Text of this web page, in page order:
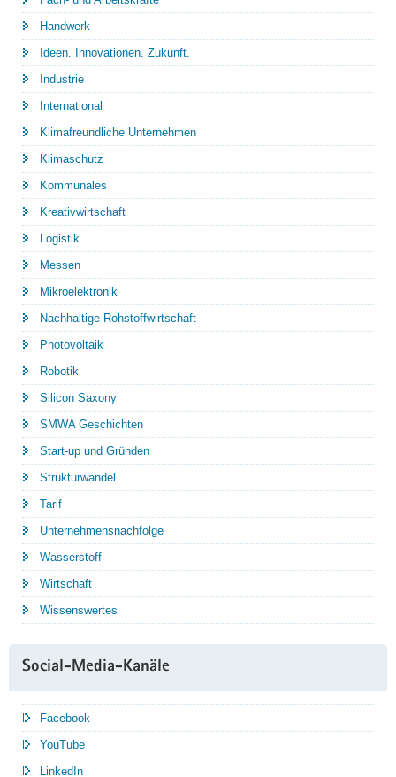
Handwerk
Ideen. Innovationen. Zukunft.
Industrie
International
Klimafreundliche Unternehmen
Klimaschutz
Kommunales
Kreativwirtschaft
Logistik
Messen
Mikroelektronik
Nachhaltige Rohstoffwirtschaft
Photovoltaik
Robotik
Silicon Saxony
SMWA Geschichten
Start-up und Gründen
Strukturwandel
Tarif
Unternehmensnachfolge
Wasserstoff
Wirtschaft
Wissenswertes
Social-Media-Kanäle
Facebook
YouTube
LinkedIn